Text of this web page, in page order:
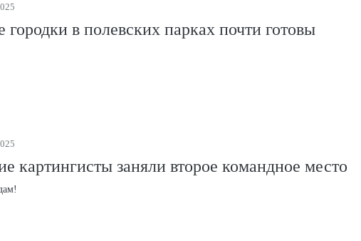
в полевских парках почти готовы
картингисты заняли второе командное место